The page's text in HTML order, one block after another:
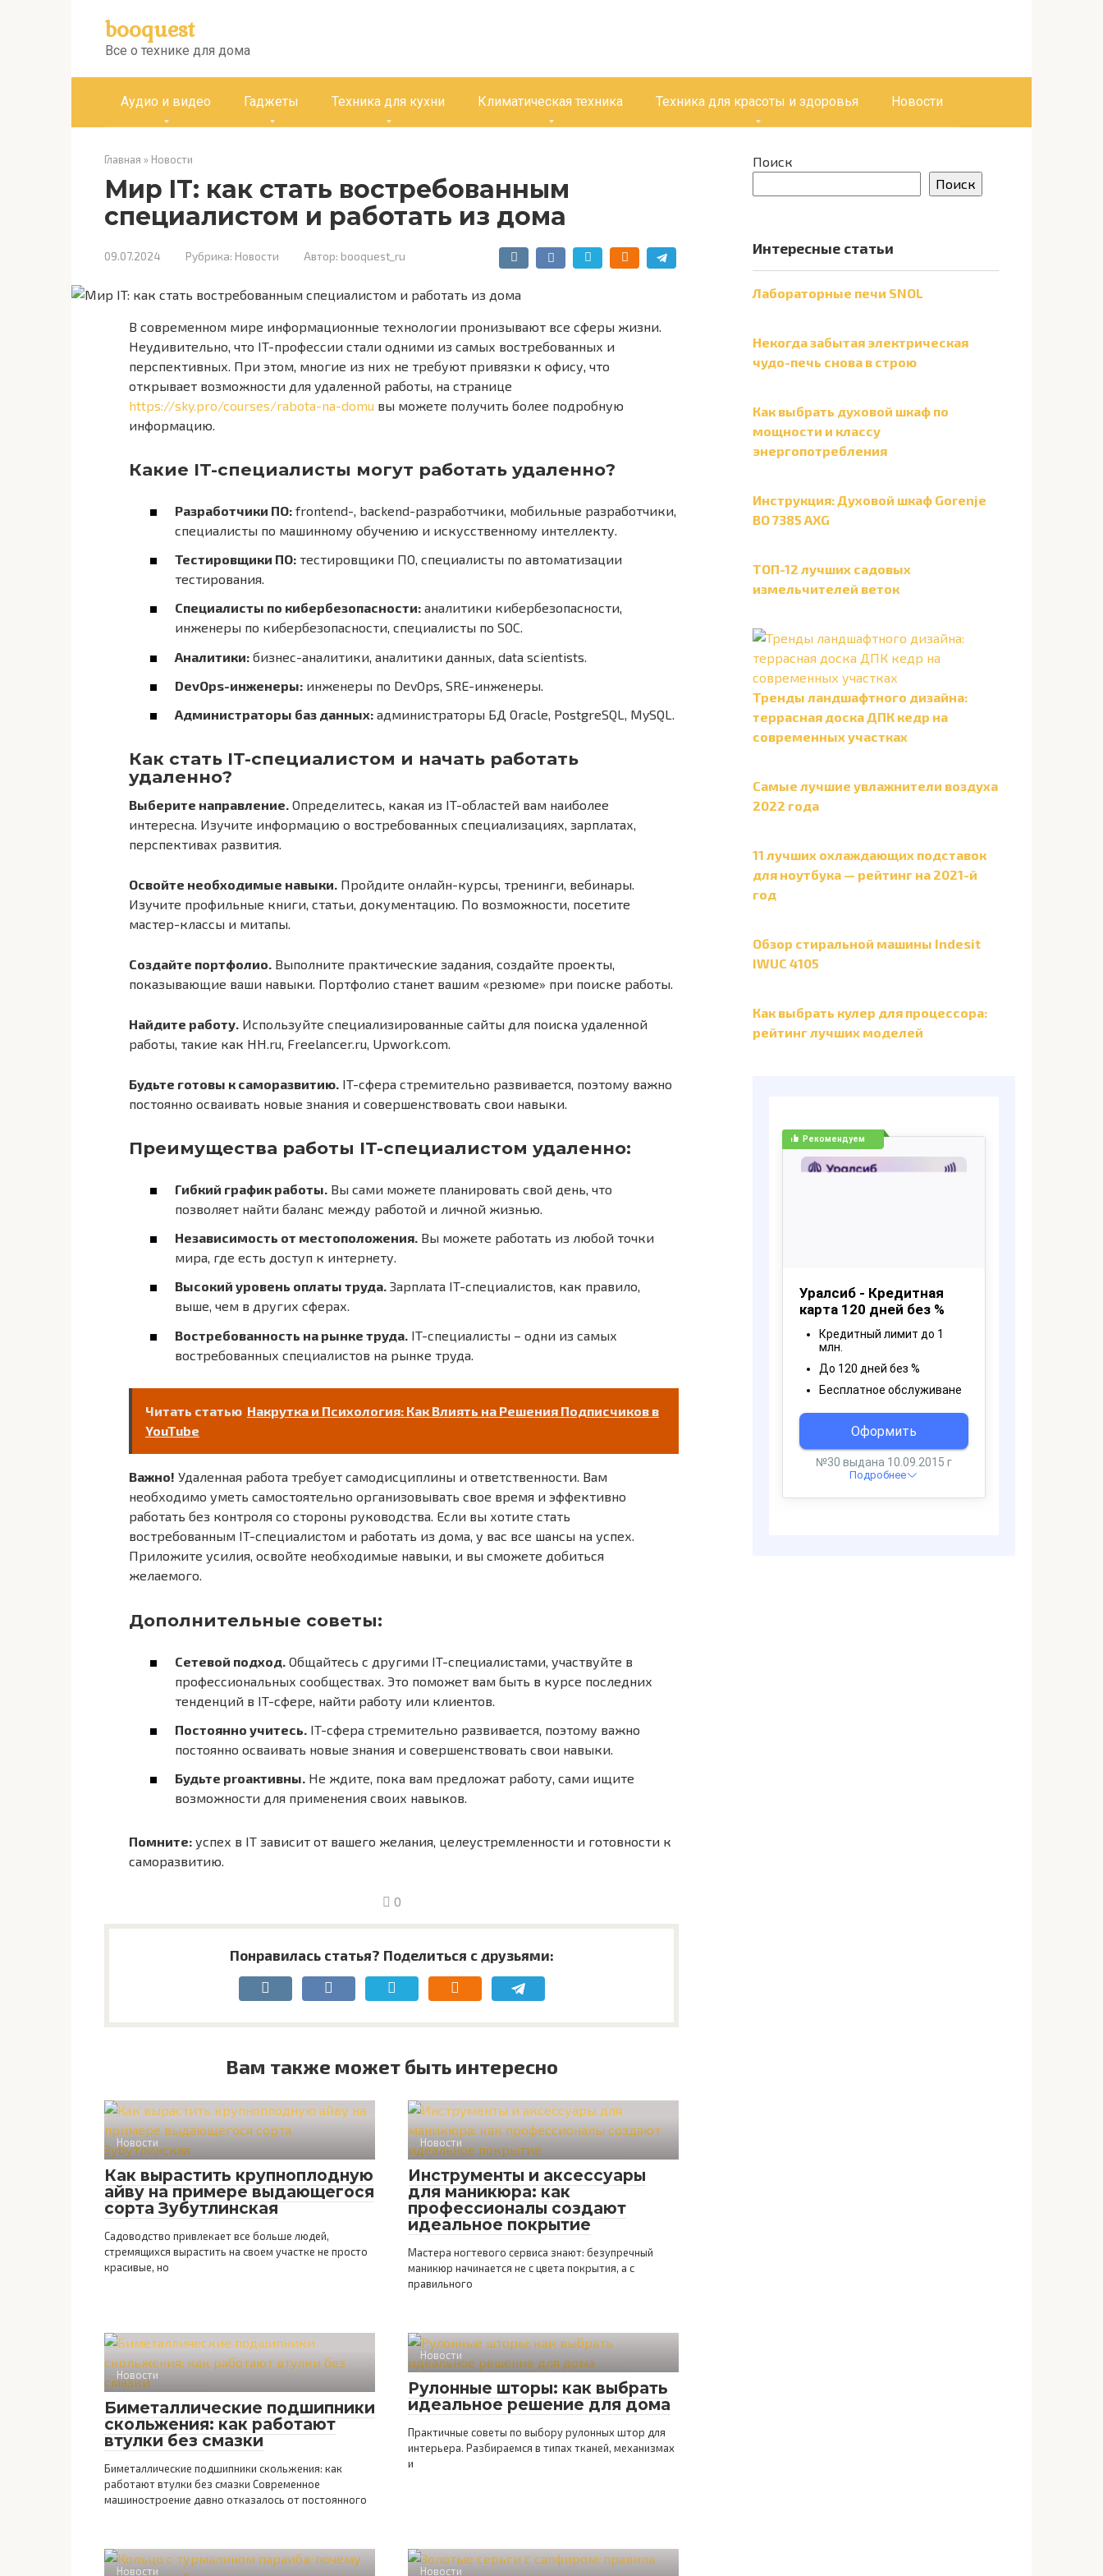
booquest
Все о технике для дома
Аудио и видео Гаджеты Техника для кухни Климатическая техника Техника для красоты и здоровья Новости
Главная » Новости
Мир IT: как стать востребованным
специалистом и работать из дома
09.07.2024 Рубрика: Новости Автор: booquest_ru
В современном мире информационные технологии пронизывают все сферы жизни.
Неудивительно, что IT-профессии стали одними из самых востребованных и
перспективных. При этом, многие из них не требуют привязки к офису, что
открывает возможности для удаленной работы, на странице
https://sky.pro/courses/rabota-na-domu вы можете получить более подробную
информацию.
Какие IT-специалисты могут работать удаленно?
Разработчики ПО: frontend-, backend-разработчики, мобильные разработчики,
специалисты по машинному обучению и искусственному интеллекту.
Тестировщики ПО: тестировщики ПО, специалисты по автоматизации
тестирования.
Специалисты по кибербезопасности: аналитики кибербезопасности,
инженеры по кибербезопасности, специалисты по SOC.
Аналитики: бизнес-аналитики, аналитики данных, data scientists.
DevOps-инженеры: инженеры по DevOps, SRE-инженеры.
Администраторы баз данных: администраторы БД Oracle, PostgreSQL, MySQL.
Как стать IT-специалистом и начать работать
удаленно?
Выберите направление. Определитесь, какая из IT-областей вам наиболее
интересна. Изучите информацию о востребованных специализациях, зарплатах,
перспективах развития.
Освойте необходимые навыки. Пройдите онлайн-курсы, тренинги, вебинары.
Изучите профильные книги, статьи, документацию. По возможности, посетите
мастер-классы и митапы.
Создайте портфолио. Выполните практические задания, создайте проекты,
показывающие ваши навыки. Портфолио станет вашим «резюме» при поиске работы.
Найдите работу. Используйте специализированные сайты для поиска удаленной
работы, такие как HH.ru, Freelancer.ru, Upwork.com.
Будьте готовы к саморазвитию. IT-сфера стремительно развивается, поэтому важно
постоянно осваивать новые знания и совершенствовать свои навыки.
Преимущества работы IT-специалистом удаленно:
Гибкий график работы. Вы сами можете планировать свой день, что
позволяет найти баланс между работой и личной жизнью.
Независимость от местоположения. Вы можете работать из любой точки
мира, где есть доступ к интернету.
Высокий уровень оплаты труда. Зарплата IT-специалистов, как правило,
выше, чем в других сферах.
Востребованность на рынке труда. IT-специалисты – одни из самых
востребованных специалистов на рынке труда.
Читать статью Накрутка и Психология: Как Влиять на Решения Подписчиков в
YouTube
Важно! Удаленная работа требует самодисциплины и ответственности. Вам
необходимо уметь самостоятельно организовывать свое время и эффективно
работать без контроля со стороны руководства. Если вы хотите стать
востребованным IT-специалистом и работать из дома, у вас все шансы на успех.
Приложите усилия, освойте необходимые навыки, и вы сможете добиться
желаемого.
Дополнительные советы:
Сетевой подход. Общайтесь с другими IT-специалистами, участвуйте в
профессиональных сообществах. Это поможет вам быть в курсе последних
тенденций в IT-сфере, найти работу или клиентов.
Постоянно учитесь. IT-сфера стремительно развивается, поэтому важно
постоянно осваивать новые знания и совершенствовать свои навыки.
Будьте proактивны. Не ждите, пока вам предложат работу, сами ищите
возможности для применения своих навыков.
Помните: успех в IT зависит от вашего желания, целеустремленности и готовности к
саморазвитию.
0
Понравилась статья? Поделиться с друзьями:
Вам также может быть интересно
Новости
Как вырастить крупноплодную
айву на примере выдающегося
сорта Зубутлинская
Садоводство привлекает все больше людей,
стремящихся вырастить на своем участке не просто
красивые, но
Новости
Инструменты и аксессуары
для маникюра: как
профессионалы создают
идеальное покрытие
Мастера ногтевого сервиса знают: безупречный
маникюр начинается не с цвета покрытия, а с
правильного
Новости
Биметаллические подшипники
скольжения: как работают
втулки без смазки
Биметаллические подшипники скольжения: как
работают втулки без смазки Современное
машиностроение давно отказалось от постоянного
Новости
Рулонные шторы: как выбрать
идеальное решение для дома
Практичные советы по выбору рулонных штор для
интерьера. Разбираемся в типах тканей, механизмах
и
Новости Новости
Поиск
Поиск
Интересные статьи
Лабораторные печи SNOL
Некогда забытая электрическая
чудо-печь снова в строю
Как выбрать духовой шкаф по
мощности и классу
энергопотребления
Инструкция: Духовой шкаф Gorenje
BO 7385 AXG
ТОП-12 лучших садовых
измельчителей веток
Тренды ландшафтного дизайна:
террасная доска ДПК кедр на
современных участках
Самые лучшие увлажнители воздуха
2022 года
11 лучших охлаждающих подставок
для ноутбука — рейтинг на 2021-й
год
Обзор стиральной машины Indesit
IWUC 4105
Как выбрать кулер для процессора:
рейтинг лучших моделей